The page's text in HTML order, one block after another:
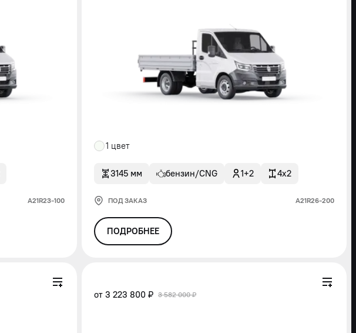
А21R23-100
1 цвет
3145 мм бензин/CNG 1+2 4x2
ПОД ЗАКАЗ А21R26-200
ПОДРОБНЕЕ
от 3 223 800 ₽ 3 582 000 ₽